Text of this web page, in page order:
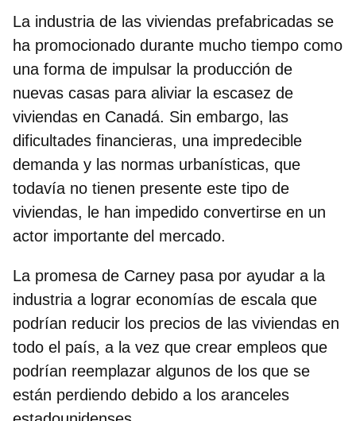
La industria de las viviendas prefabricadas se
ha promocionado durante mucho tiempo como
una forma de impulsar la producción de
nuevas casas para aliviar la escasez de
viviendas en Canadá. Sin embargo, las
dificultades financieras, una impredecible
demanda y las normas urbanísticas, que
todavía no tienen presente este tipo de
viviendas, le han impedido convertirse en un
actor importante del mercado.
La promesa de Carney pasa por ayudar a la
industria a lograr economías de escala que
podrían reducir los precios de las viviendas en
todo el país, a la vez que crear empleos que
podrían reemplazar algunos de los que se
están perdiendo debido a los aranceles